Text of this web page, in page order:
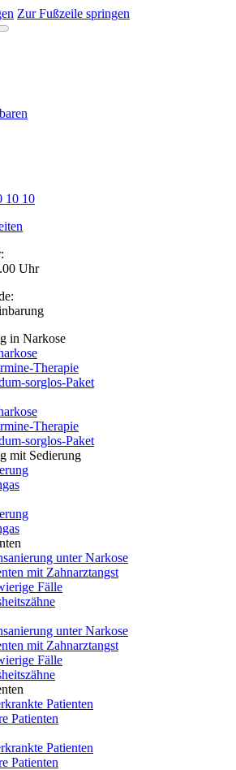
Zur Fußzeile springen
10 10
Uhr
in Narkose
Therapie
sorglos-Paket
Therapie
sorglos-Paket
mit Sedierung
unter Narkose
mit Zahnarztangst
Fälle
unter Narkose
mit Zahnarztangst
Fälle
Patienten
Patienten
Patienten
Patienten